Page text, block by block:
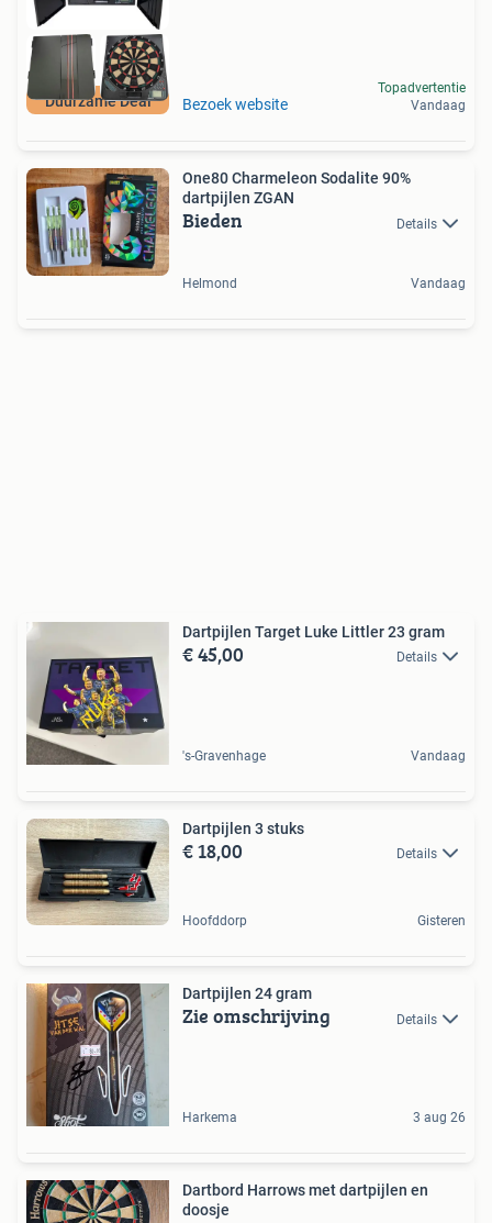
Duurzame Deal Bezoek website
Topadvertentie
Vandaag
One80 Charmeleon Sodalite 90%
dartpijlen ZGAN
Bieden Details
Helmond Vandaag
Dartpijlen Target Luke Littler 23 gram
€ 45,00 Details
's-Gravenhage Vandaag
Dartpijlen 3 stuks
€ 18,00 Details
Hoofddorp Gisteren
Dartpijlen 24 gram
Zie omschrijving Details
Harkema 3 aug 26
Dartbord Harrows met dartpijlen en
doosje